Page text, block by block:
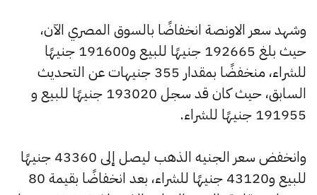
وشهد سعر الاونصة انخفاضًا بالسوق المصري الآن،
حيث بلغ 192665 جنيهًا للبيع و191600 جنيهًا
للشراء، منخفضًا بمقدار 355 جنيهات عن التحديث
السابق، حيث كان قد سجل 193020 جنيهًا للبيع و
191955 جنيهًا للشراء.
وانخفض سعر الجنيه الذهب ليصل إلى 43360 جنيهًا
للبيع و43120 جنيهًا للشراء، بعد انخفاضًا بقيمة 80